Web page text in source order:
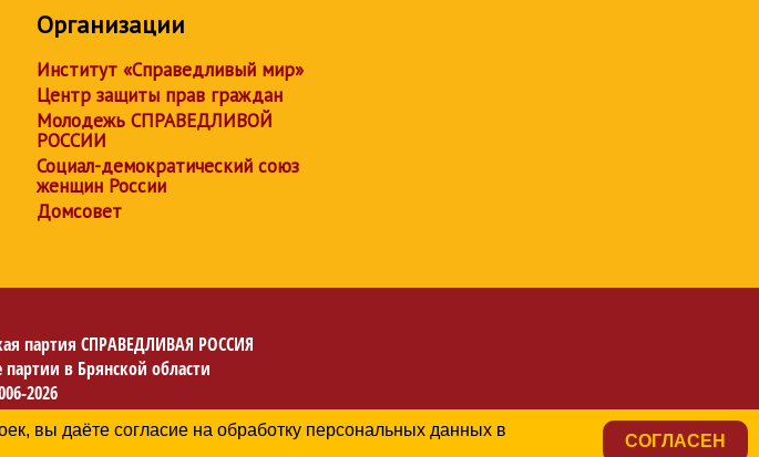
Организации
Институт «Справедливый мир»
Центр защиты прав граждан
Молодежь СПРАВЕДЛИВОЙ
РОССИИ
Социал-демократический союз
женщин России
Домсовет
партия СПРАВЕДЛИВАЯ РОССИЯ
в Брянской области
2026
персональных данных
вы даёте согласие на обработку персональных данных в
СОГЛАСЕН